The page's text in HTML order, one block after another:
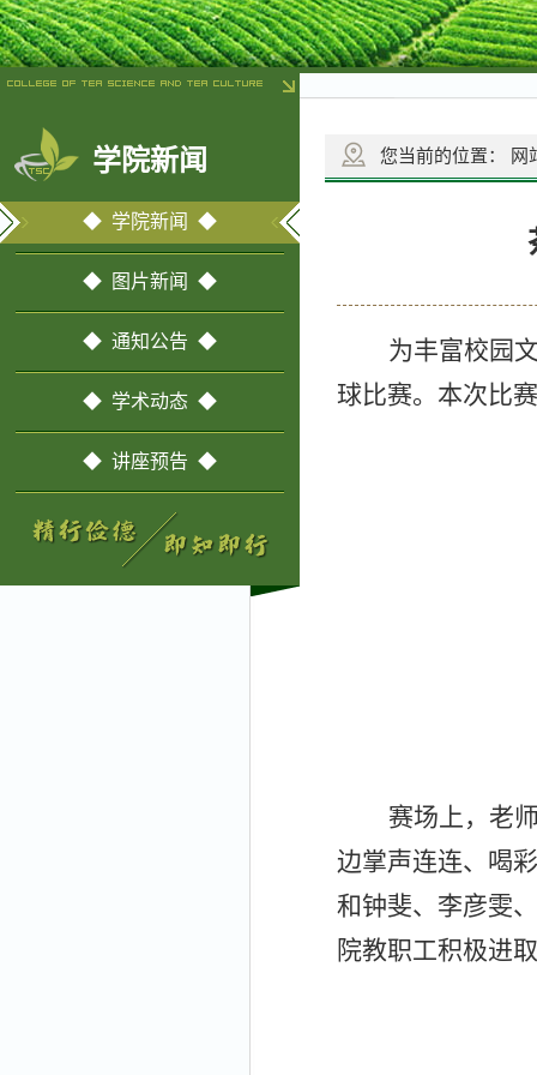
学院新闻
◆ 学院新闻 ◆
◆ 图片新闻 ◆
◆ 通知公告 ◆
◆ 学术动态 ◆
◆ 讲座预告 ◆
您当前的位置： 网
为丰富校园
球比赛。本次比
赛场上，老
边掌声连连、喝
和钟斐、李彦雯
院教职工积极进